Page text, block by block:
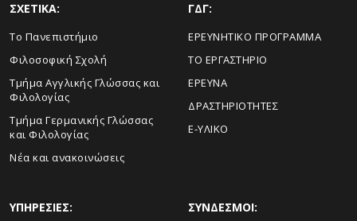
ΣΧΕΤΙΚΑ:
Το Πανεπιστήμιο
Φιλοσοφική Σχολή
Τμήμα Αγγλικής Γλώσσας και
Φιλολογίας
Τμήμα Γερμανικής Γλώσσας
και Φιλολογίας
Νέα και ανακοινώσεις
ΓΔΓ:
ΕΡΕΥΝΗΤΙΚΟ ΠΡΟΓΡΑΜΜΑ
ΤΟ ΕΡΓΑΣΤΗΡΙΟ
ΕΡΕΥΝΑ
ΔΡΑΣΤΗΡΙΟΤΗΤΕΣ
E-ΥΛΙΚΟ
ΥΠΗΡΕΣΙΕΣ: ΣΥΝΔΕΣΜΟΙ: